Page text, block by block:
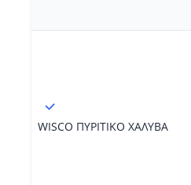
WISCO ΠΥΡΙΤΙΚΟ ΧΑΛΥΒΑ